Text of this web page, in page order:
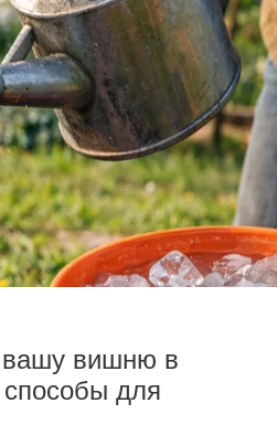
вашу вишню в
для